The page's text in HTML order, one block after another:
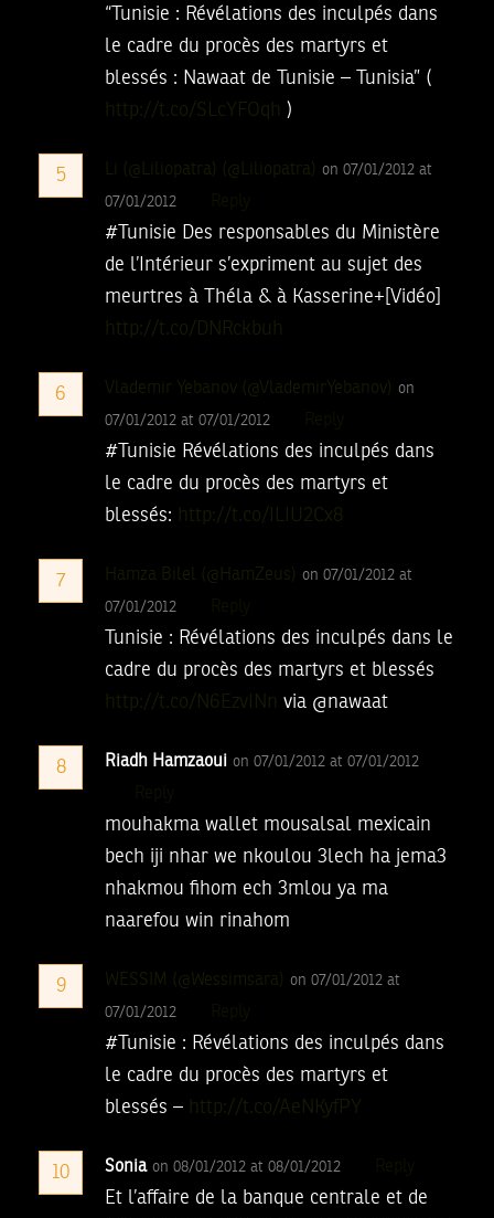
“Tunisie : Révélations des inculpés dans
le cadre du procès des martyrs et
blessés : Nawaat de Tunisie – Tunisia” (
http://t.co/SLcYFOqh )
5 Li (@Liliopatra) (@Liliopatra) on 07/01/2012 at
07/01/2012
#Tunisie Des responsables du Ministère
de l’Intérieur s’expriment au sujet des
meurtres à Théla & à Kasserine+[Vidéo]
http://t.co/DNRckbuh
6 Vlademir Yebanov (@VlademirYebanov) on
07/01/2012 at 07/01/2012
#Tunisie Révélations des inculpés dans
le cadre du procès des martyrs et
blessés:
http://t.co/ILIU2Cx8
7 Hamza Bilel (@HamZeus) on 07/01/2012 at
07/01/2012
Tunisie : Révélations des inculpés dans le
cadre du procès des martyrs et blessés
http://t.co/N6EzvINn via @nawaat
8 Riadh Hamzaoui on 07/01/2012 at 07/01/2012
mouhakma wallet mousalsal mexicain
bech iji nhar we nkoulou 3lech ha jema3
nhakmou fihom ech 3mlou ya ma
naarefou win rinahom
9 WESSIM (@Wessimsara) on 07/01/2012 at
07/01/2012
#Tunisie : Révélations des inculpés dans
le cadre du procès des martyrs et
blessés – http://t.co/AeNKyfPY
10 Sonia on 08/01/2012 at 08/01/2012
Et l’affaire de la banque centrale et de